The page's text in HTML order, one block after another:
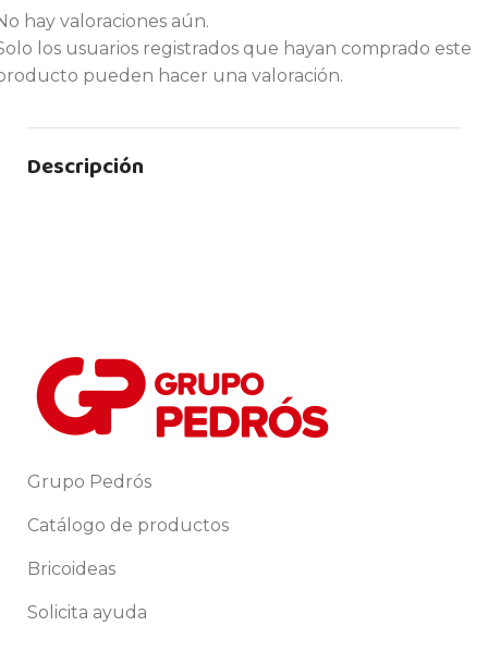
hay valoraciones aún.
los usuarios registrados que hayan comprado este
pueden hacer una valoración.
Descripción
Grupo Pedrós
Catálogo de productos
Bricoideas
Solicita ayuda